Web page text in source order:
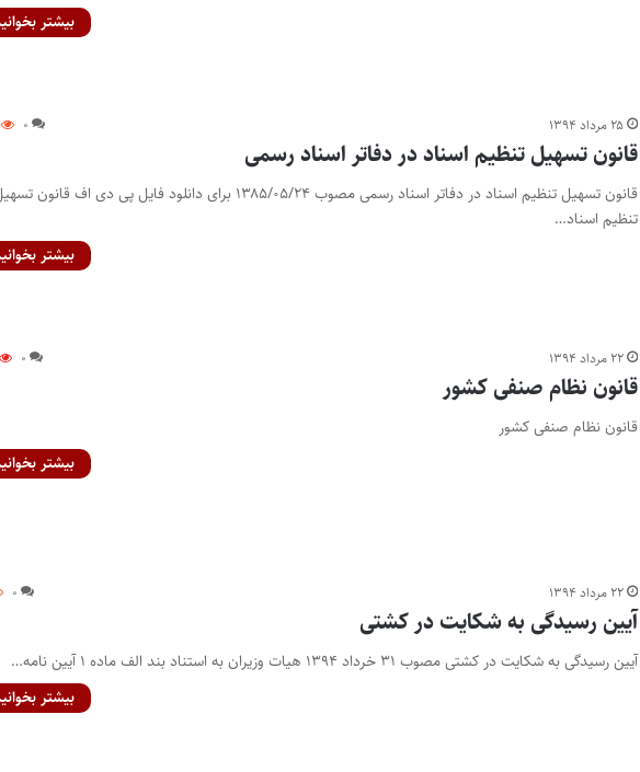
بیشتر
۲۵ مرداد ۱۳۹۴ ۰
قانون تسهیل تنظیم اسناد در دفاتر اسناد رسمی
قانون تسهیل تنظیم اسناد در دفاتر اسناد رسمی مصوب ۱۳۸۵/۰۵/۲۴ برای دانلود فایل پی دی اف قانون
تنظیم اسناد…
بیشتر
۲۲ مرداد ۱۳۹۴ ۰
قانون نظام صنفی کشور
قانون نظام صنفی کشور
بیشتر
۲۲ مرداد ۱۳۹۴ ۰
آیین رسیدگی به شکایت در کشتی
آیین رسیدگی به شکایت در کشتی مصوب ۳۱ خرداد ۱۳۹۴ هیات وزیران به استناد بند الف ماده ۱ آیین‌ نامه…
بیشتر